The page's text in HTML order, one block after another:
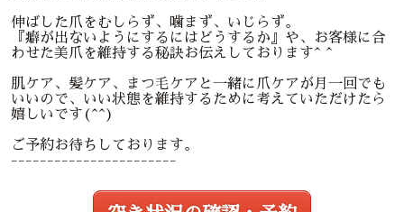
伸ばした爪をむしらず、噛まず、いじらず。
『癖が出ないようにするにはどうするか』や、お客様に合
わせた美爪を維持する秘訣お伝えしております^ ^
肌ケア、髪ケア、まつ毛ケアと一緒に爪ケアが月一回でも
いいので、いい状態を維持するために考えていただけたら
嬉しいです(^^)
ご予約お待ちしております。
-----------------------